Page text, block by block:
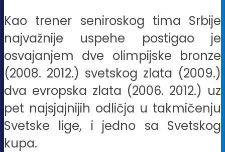
Kao trener seniroskog tima Srbije
najvažnije uspehe postigao je
osvajanjem dve olimpijske bronze
(2008. 2012.) svetskog zlata (2009.)
dva evropska zlata (2006. 2012.) uz
pet najsjajnijih odličja u takmičenju
Svetske lige, i jedno sa Svetskog
kupa.